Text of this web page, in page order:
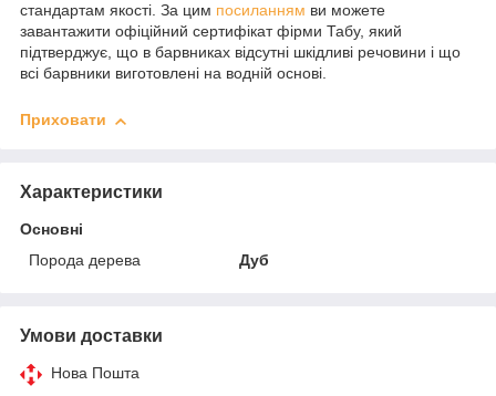
стандартам якості. За цим посиланням ви можете
завантажити офіційний сертифікат фірми Табу, який
підтверджує, що в барвниках відсутні шкідливі речовини і що
всі барвники виготовлені на водній основі.
Приховати
Характеристики
Основні
Порода дерева
Дуб
Умови доставки
Нова Пошта